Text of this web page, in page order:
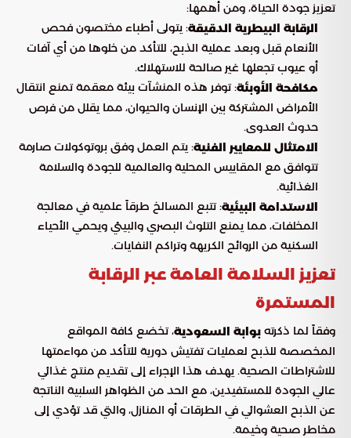
تعزيز جودة الحياة، ومن أهمها:
الرقابة البيطرية الدقيقة: يتولى أطباء مختصون فحص
الأنعام قبل وبعد عملية الذبح، للتأكد من خلوها من أي آفات
أو عيوب تجعلها غير صالحة للاستهلاك.
مكافحة الأوبئة: توفر هذه المنشآت بيئة معقمة تمنع انتقال
الأمراض المشتركة بين الإنسان والحيوان، مما يقلل من فرص
حدوث العدوى.
الامتثال للمعايير الفنية: يتم العمل وفق بروتوكولات صارمة
تتوافق مع المقاييس المحلية والعالمية للجودة والسلامة
الغذائية.
الاستدامة البيئية: تتبع المسالخ طرقاً علمية في معالجة
المخلفات، مما يمنع التلوث البصري والبيئي ويحمي الأحياء
السكنية من الروائح الكريهة وتراكم النفايات.
تعزيز السلامة العامة عبر الرقابة
المستمرة
وفقاً لما ذكرته بوابة السعودية، تخضع كافة المواقع
المخصصة للذبح لعمليات تفتيش دورية للتأكد من مواءمتها
للاشتراطات الصحية. يهدف هذا الإجراء إلى تقديم منتج غذائي
عالي الجودة للمستفيدين، مع الحد من الظواهر السلبية الناتجة
عن الذبح العشوائي في الطرقات أو المنازل، والتي قد تؤدي إلى
مخاطر صحية وخيمة.